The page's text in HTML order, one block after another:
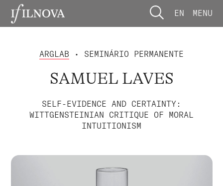
EN MENU
ARGLAB • SEMINÁRIO PERMANENTE
SAMUEL LAVES
SELF-EVIDENCE AND CERTAINTY:
WITTGENSTEINIAN CRITIQUE OF MORAL
INTUITIONISM